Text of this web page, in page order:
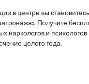
в центре вы
Получите
наркологов и психологов
целого года.